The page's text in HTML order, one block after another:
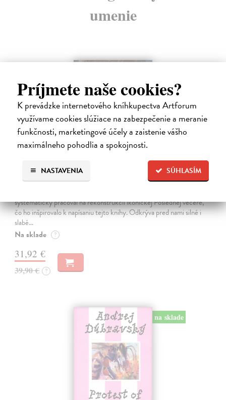
Príjmete naše cookies?
K prevádzke internetového kníhkupectva Artforum
využívame cookies slúžiace na zabezpečenie a meranie
funkčnosti, marketingové účely a zaistenie vášho
maximálneho pohodlia a spokojnosti.
SÚHLASÍM
NASTAVENIA
umenie
Posledná večera Leonarda z Vinci
Lajda Stano| Kniha
systematicky pracoval na rekonštrukcii ikonickej Poslednej večere,
čo ho inšpirovalo k napísaniu tejto knihy. Odkrýva pred nami silné i
slabé…
Na sklade ?
31,92 €
39,90 € ?
na sklade